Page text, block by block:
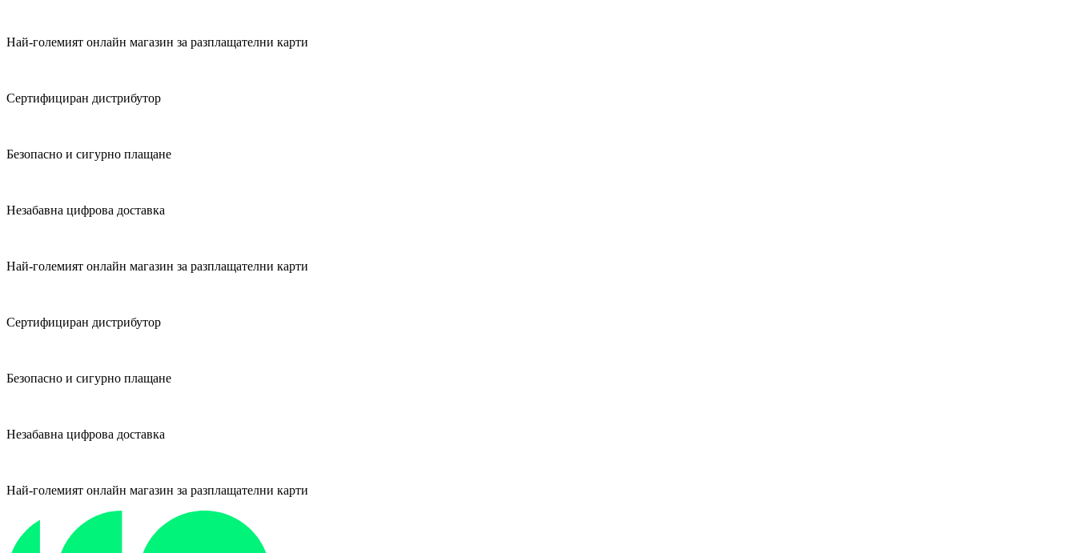
Най-големият онлайн магазин за разплащателни карти
Сертифициран дистрибутор
Безопасно и сигурно плащане
Незабавна цифрова доставка
Най-големият онлайн магазин за разплащателни карти
Сертифициран дистрибутор
Безопасно и сигурно плащане
Незабавна цифрова доставка
Най-големият онлайн магазин за разплащателни карти